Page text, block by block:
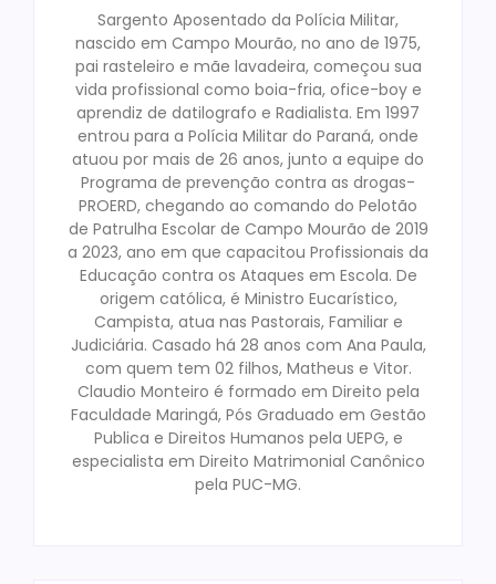
Sargento Aposentado da Polícia Militar,
nascido em Campo Mourão, no ano de 1975,
pai rasteleiro e mãe lavadeira, começou sua
vida profissional como boia-fria, ofice-boy e
aprendiz de datilografo e Radialista. Em 1997
entrou para a Polícia Militar do Paraná, onde
atuou por mais de 26 anos, junto a equipe do
Programa de prevenção contra as drogas-
PROERD, chegando ao comando do Pelotão
de Patrulha Escolar de Campo Mourão de 2019
a 2023, ano em que capacitou Profissionais da
Educação contra os Ataques em Escola. De
origem católica, é Ministro Eucarístico,
Campista, atua nas Pastorais, Familiar e
Judiciária. Casado há 28 anos com Ana Paula,
com quem tem 02 filhos, Matheus e Vitor.
Claudio Monteiro é formado em Direito pela
Faculdade Maringá, Pós Graduado em Gestão
Publica e Direitos Humanos pela UEPG, e
especialista em Direito Matrimonial Canônico
pela PUC-MG.